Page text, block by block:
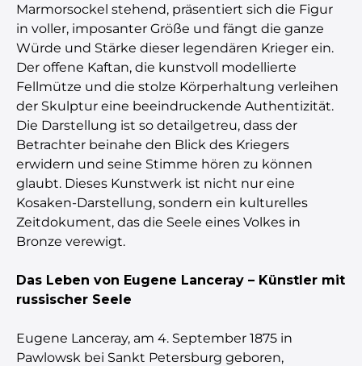
Marmorsockel stehend, präsentiert sich die Figur
in voller, imposanter Größe und fängt die ganze
Würde und Stärke dieser legendären Krieger ein.
Der offene Kaftan, die kunstvoll modellierte
Fellmütze und die stolze Körperhaltung verleihen
der Skulptur eine beeindruckende Authentizität.
Die Darstellung ist so detailgetreu, dass der
Betrachter beinahe den Blick des Kriegers
erwidern und seine Stimme hören zu können
glaubt. Dieses Kunstwerk ist nicht nur eine
Kosaken-Darstellung, sondern ein kulturelles
Zeitdokument, das die Seele eines Volkes in
Bronze verewigt.
Das Leben von Eugene Lanceray – Künstler mit
russischer Seele
Eugene Lanceray, am 4. September 1875 in
Pawlowsk bei Sankt Petersburg geboren,